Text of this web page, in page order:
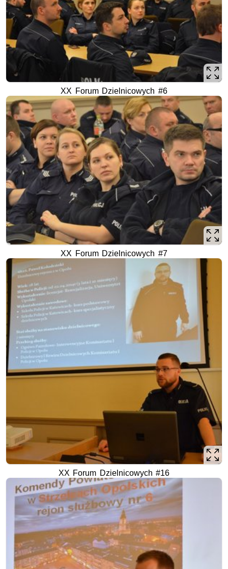
XX Forum Dzielnicowych #6
XX Forum Dzielnicowych #7
XX Forum Dzielnicowych #16